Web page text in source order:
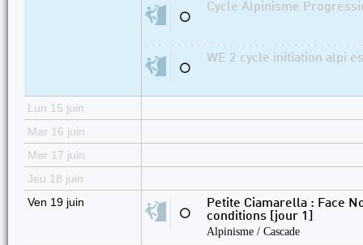
⚪
Cycle Alpinisme
⚪
WE 2 cycle initiation alpi
Lun 15 juin
Mar 16 juin
Mer 17 juin
Jeu 18 juin
Ven 19 juin
⚪
Petite Ciamarella : Face
conditions [jour 1]
Alpinisme / Cascade